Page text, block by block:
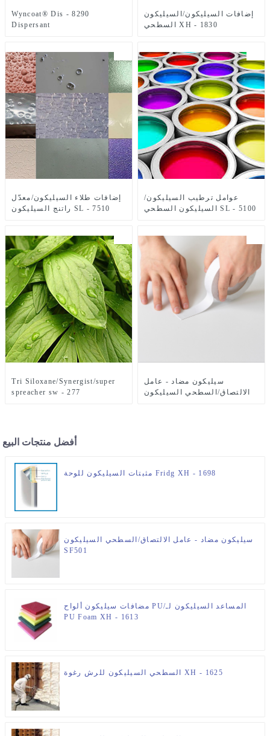
Wyncoat® Dis - 8290
Dispersant
إضافات السيليكون/السيليكون
السطحي XH - 1830
إضافات طلاء السيليكون/معدّل
راتنج السيليكون SL - 7510
عوامل ترطيب السيليكون/
السيليكون السطحي SL - 5100
Tri Siloxane/Synergist/super
spreacher sw - 277
سيليكون مضاد - عامل
الالتصاق/السطحي السيليكون
أفضل منتجات البيع
مثبتات السيليكون للوحة Fridg XH - 1698
سيليكون مضاد - عامل الالتصاق/السطحي السيليكون
SF501
مضافات سيليكون ألواح PU/المساعد السيليكون لـ
PU Foam XH - 1613
السطحي السيليكون للرش رغوة XH - 1625